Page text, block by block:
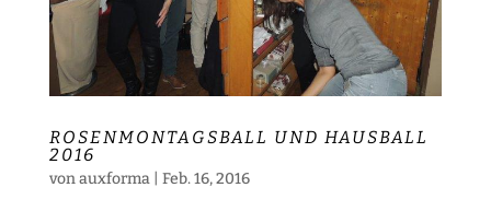
ROSENMONTAGSBALL UND HAUSBALL
2016
vonauxforma| Feb. 16, 2016